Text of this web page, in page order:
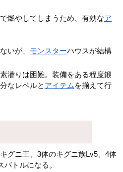
燃やしてしまうため、有効なア
いが、 モンスターハウスが結構
潜りは困難。装備をある程度鍛
なレベルと アイテム を揃えて行
グニ王、3体のキグニ族Lv5、4体
トルになる。